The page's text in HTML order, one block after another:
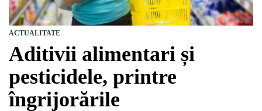
ACTUALITATE
Aditivii alimentari și
pesticidele, printre
îngrijorările